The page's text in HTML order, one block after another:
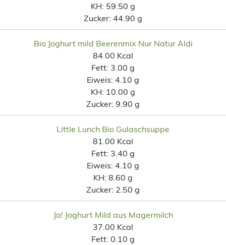
KH: 59.50 g
Zucker: 44.90 g
Bio Joghurt mild Beerenmix Nur Natur Aldi
84.00 Kcal
Fett: 3.00 g
Eiweis: 4.10 g
KH: 10.00 g
Zucker: 9.90 g
Little Lunch Bio Gulaschsuppe
81.00 Kcal
Fett: 3.40 g
Eiweis: 4.10 g
KH: 8.60 g
Zucker: 2.50 g
Ja! Joghurt Mild aus Magermilch
37.00 Kcal
Fett: 0.10 g